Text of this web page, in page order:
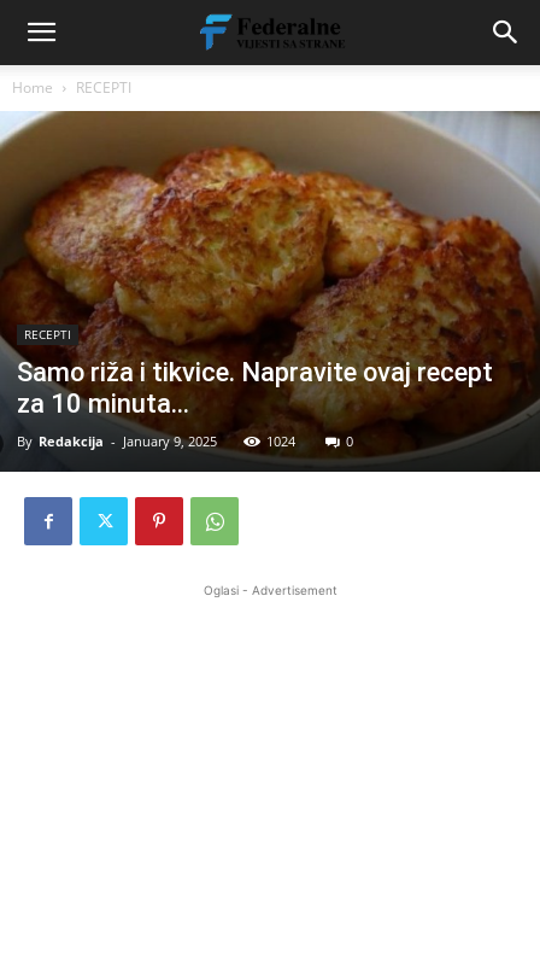
Home RECEPTI
RECEPTI
Samo riža i tikvice. Napravite ovaj recept
za 10 minuta…
By Redakcija - January 9, 2025 1024 0
Oglasi - Advertisement